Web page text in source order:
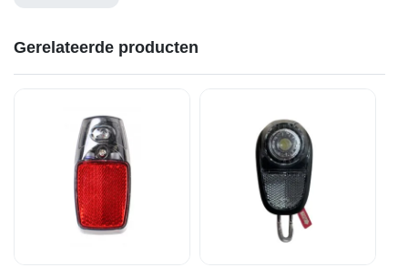
Gerelateerde producten